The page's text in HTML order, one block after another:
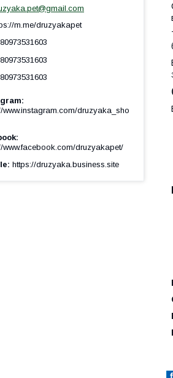
m.me/druzyakapet
www.instagram.com/druzyaka_sho
www.facebook.com/druzyakapet/
https://druzyaka.business.site